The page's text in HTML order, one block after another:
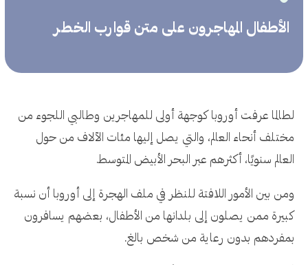
الأطفال المهاجرون على متن قوارب الخطر
لطالما عرفت أوروبا كوجهة أولى للمهاجرين وطالبي اللجوء من
مختلف أنحاء العالم، والتي يصل إليها مئات الآلاف من حول
العالم سنويًا، أكثرهم عبر البحر الأبيض المتوسط.
ومن بين الأمور اللافتة للنظر في ملف الهجرة إلى أوروبا أن نسبة
كبيرة ممن يصلون إلى بلدانها من الأطفال، بعضهم يسافرون
بمفردهم بدون رعاية من شخص بالغ.